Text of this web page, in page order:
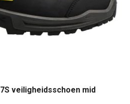
veiligheidsschoen mid